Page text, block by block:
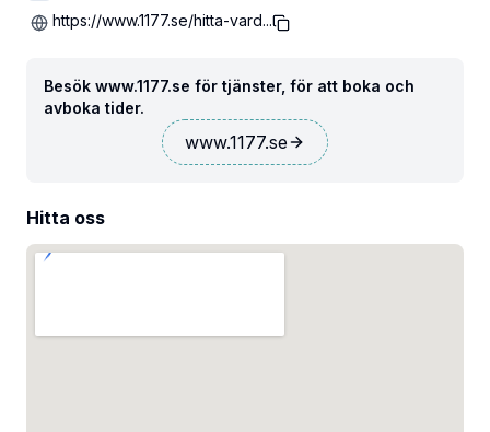
https://www.1177.se/hitta-vard...
Besök www.1177.se för tjänster, för att boka och
avboka tider.
www.1177.se
Hitta oss